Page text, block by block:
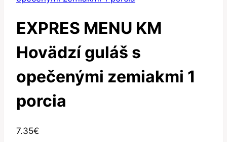
EXPRES MENU KM
Hovädzí guláš s
opečenými zemiakmi 1
porcia
7.35€